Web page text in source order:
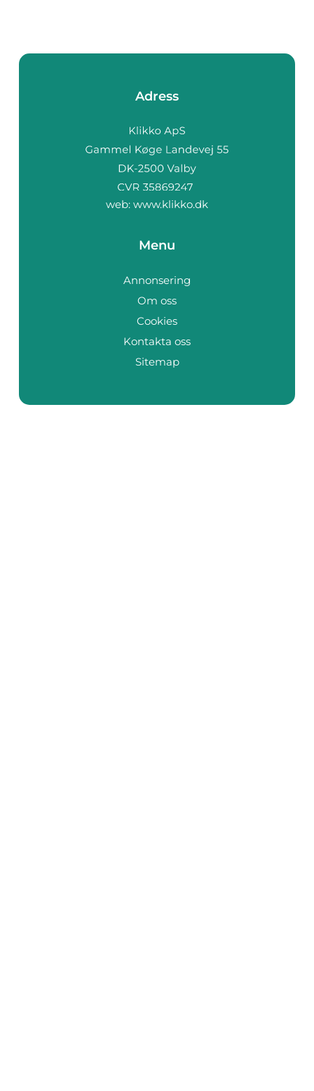
Adress
web: www.klikko.dk
Menu
Annonsering
Om oss
Cookies
Kontakta oss
Sitemap